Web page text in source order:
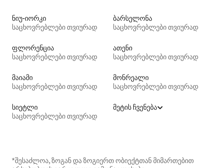
ნიუ-იორკი
საცხოვრებლები თვიურად
ბარსელონა
საცხოვრებლები თვიურად
ფლორენცია
საცხოვრებლები თვიურად
ათენი
საცხოვრებლები თვიურად
მაიამი
საცხოვრებლები თვიურად
მონრეალი
საცხოვრებლები თვიურად
სიეტლი
საცხოვრებლები თვიურად
მეტის ჩვენება
*შესაძლოა, ზოგან და ზოგიერთ ობიექტთან მიმართებით